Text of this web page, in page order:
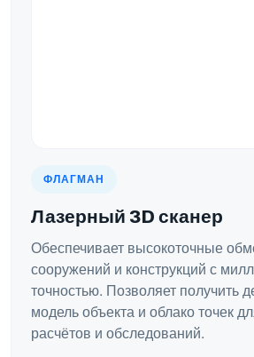
ФЛАГМАН
Лазерный 3D сканер
Обеспечивает высокоточные
сооружений и конструкций с
точностью. Позволяет получить
модель объекта и облако точек
расчётов и обследований.